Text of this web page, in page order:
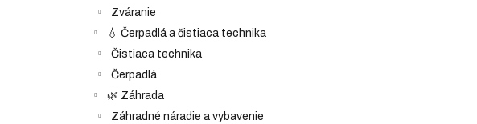
Zváranie
💧 Čerpadlá a čistiaca technika
Čistiaca technika
Čerpadlá
🌿 Záhrada
Záhradné náradie a vybavenie